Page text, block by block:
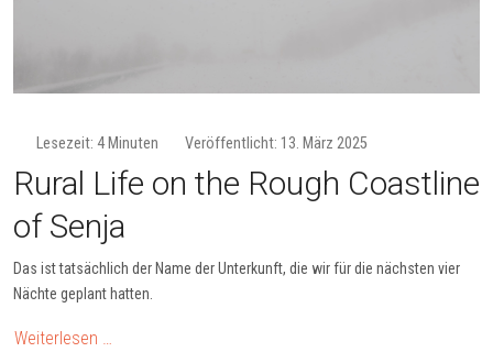
Lesezeit: 4 Minuten Veröffentlicht: 13. März 2025
Rural Life on the Rough Coastline
of Senja
Das ist tatsächlich der Name der Unterkunft, die wir für die nächsten vier
Nächte geplant hatten.
Weiterlesen …